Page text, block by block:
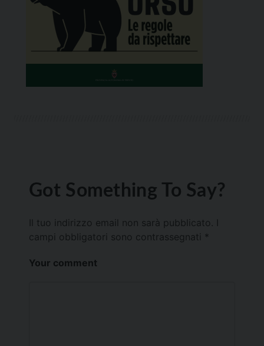
Got Something To Say?
Il tuo indirizzo email non sarà pubblicato.
campi obbligatori sono contrassegnati *
Your comment